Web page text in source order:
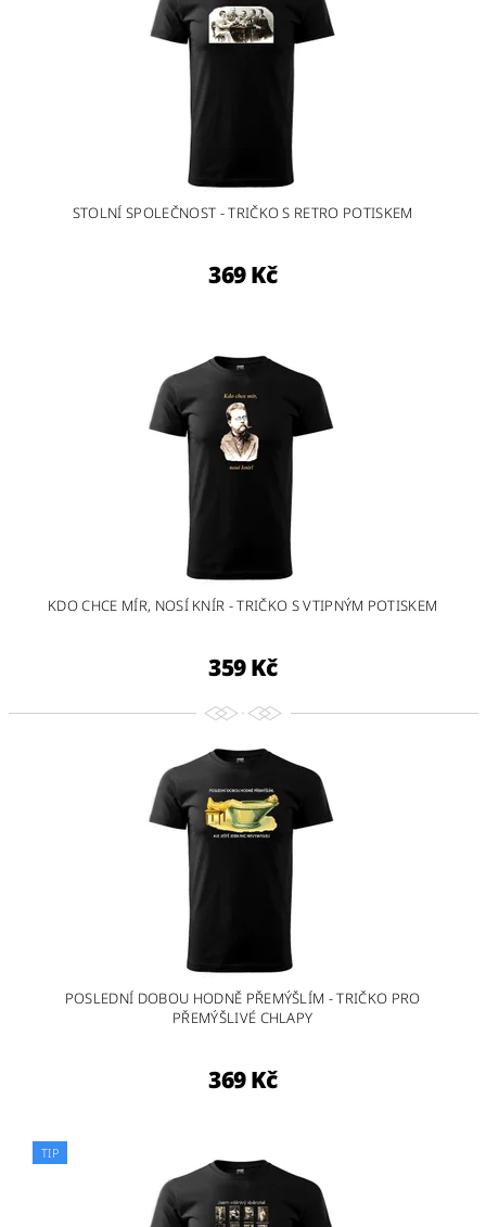
STOLNÍ SPOLEČNOST - TRIČKO S RETRO POTISKEM
369 Kč
KDO CHCE MÍR, NOSÍ KNÍR - TRIČKO S VTIPNÝM POTISKEM
359 Kč
POSLEDNÍ DOBOU HODNĚ PŘEMÝŠLÍM - TRIČKO PRO
PŘEMÝŠLIVÉ CHLAPY
369 Kč
TIP